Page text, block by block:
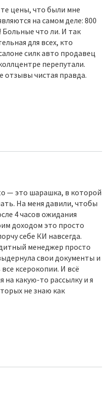
цены, что были мне
на самом деле: 800
Больные что ли. И так
для всех, кто
силк авто продавец
перепутали.
отзывы чистая правда.
— это шарашка, в которой
На меня давили, чтобы
4 часов ожидания
доходом это просто
себе КИ навсегда.
менеджер просто
свои документы и
ксерокопии. И всё
на какую-то рассылку и я
не знаю как